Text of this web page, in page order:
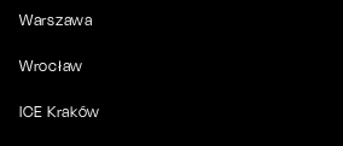
Warszawa
Wrocław
ICE Kraków